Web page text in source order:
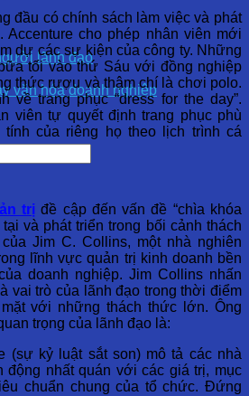
lãnh đạo
văn hóa doanh nghiệp
đầu có chính sách làm việc và phát
Accenture cho phép nhân viên mới
dự các sự kiện của công ty. Những
tối vào thứ Sáu với đồng nghiệp
thức rượu và thậm chí là chơi polo.
về trang phục “dress for the day”.
viên tự quyết định trang phục phù
của riêng họ theo lịch trình cá
trị đề cập đến vấn đề “chìa khóa
và phát triển trong bối cảnh thách
Jim C. Collins, một nhà nghiên
lĩnh vực quản trị kinh doanh bền
doanh nghiệp. Jim Collins nhấn
vai trò của lãnh đạo trong thời điểm
với những thách thức lớn. Ông
trọng của lãnh đạo là:
(sự kỷ luật sắt son) mô tả các nhà
động nhất quán với các giá trị, mục
chuẩn chung của tổ chức. Đứng